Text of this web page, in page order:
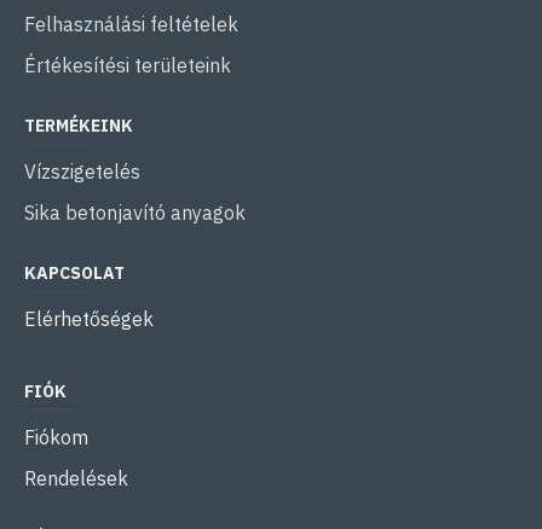
Felhasználási feltételek
Értékesítési területeink
TERMÉKEINK
Vízszigetelés
Sika betonjavító anyagok
KAPCSOLAT
Elérhetőségek
FIÓK
Fiókom
Rendelések